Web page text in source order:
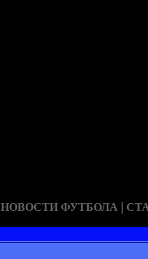
НОВОСТИ ФУТБОЛА |